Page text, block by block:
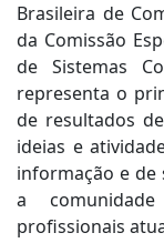
Brasileira de
da Comissão
de Sistemas
representa o
de resultados
ideias e
informação e de
a
profissionais